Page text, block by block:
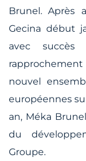
Brunel. Après
Gecina début
avec
nouvel
européennes
an, Méka
du
Groupe.